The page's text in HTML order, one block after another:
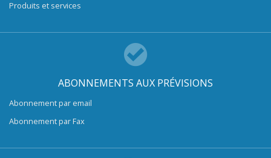
Produits et services
ABONNEMENTS AUX PRÉVISIONS
Abonnement par email
Abonnement par Fax